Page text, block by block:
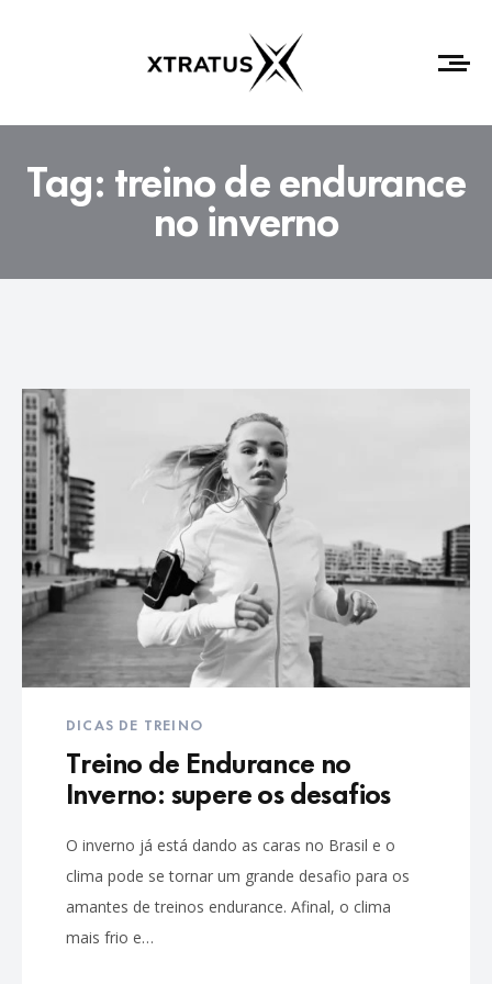
Tag:treino de endurance
no inverno
DICAS DE TREINO
Treino de Endurance no
Inverno: supere os desafios
O inverno já está dando as caras no Brasil e o
clima pode se tornar um grande desafio para os
amantes de treinos endurance. Afinal, o clima
mais frio e…